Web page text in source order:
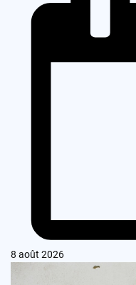
8 août 2026